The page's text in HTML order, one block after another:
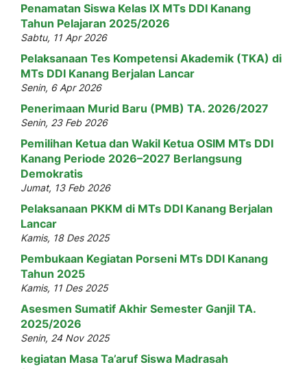
Penamatan Siswa Kelas IX MTs DDI Kanang
Tahun Pelajaran 2025/2026
Sabtu, 11 Apr 2026
Pelaksanaan Tes Kompetensi Akademik (TKA) di
MTs DDI Kanang Berjalan Lancar
Senin, 6 Apr 2026
Penerimaan Murid Baru (PMB) TA. 2026/2027
Senin, 23 Feb 2026
Pemilihan Ketua dan Wakil Ketua OSIM MTs DDI
Kanang Periode 2026–2027 Berlangsung
Demokratis
Jumat, 13 Feb 2026
Pelaksanaan PKKM di MTs DDI Kanang Berjalan
Lancar
Kamis, 18 Des 2025
Pembukaan Kegiatan Porseni MTs DDI Kanang
Tahun 2025
Kamis, 11 Des 2025
Asesmen Sumatif Akhir Semester Ganjil TA.
2025/2026
Senin, 24 Nov 2025
kegiatan Masa Ta’aruf Siswa Madrasah